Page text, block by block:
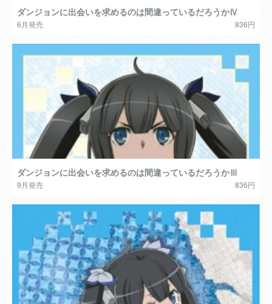
ダンジョンに出会いを求めるのは間違っているだろうかⅣ
6月発売 836円
ダンジョンに出会いを求めるのは間違っているだろうかⅢ
9月発売 836円